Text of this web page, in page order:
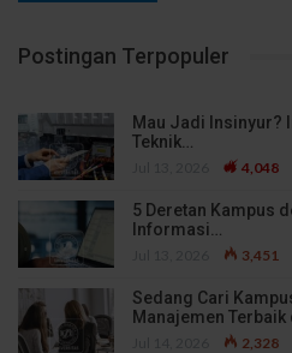
Postingan Terpopuler
Mau Jadi Insinyur?
Teknik…
4,048
5 Deretan Kampus
Informasi…
3,451
Sedang Cari
Manajemen Terbaik
2,328